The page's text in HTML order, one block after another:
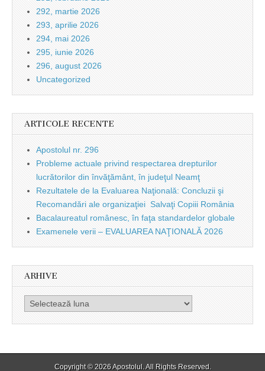
292, martie 2026
293, aprilie 2026
294, mai 2026
295, iunie 2026
296, august 2026
Uncategorized
ARTICOLE RECENTE
Apostolul nr. 296
Probleme actuale privind respectarea drepturilor
lucrătorilor din învăţământ, în judeţul Neamţ
Rezultatele de la Evaluarea Naţională: Concluzii şi
Recomandări ale organizaţiei Salvaţi Copiii România
Bacalaureatul românesc, în faţa standardelor globale
Examenele verii – EVALUAREA NAŢIONALĂ 2026
ARHIVE
Arhive
Copyright © 2026Apostolul. All Rights Reserved.